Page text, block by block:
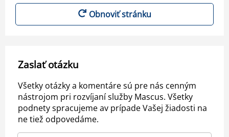
Obnoviť stránku
Zaslať otázku
Všetky otázky a komentáre sú pre nás cenným
nástrojom pri rozvíjaní služby Mascus. Všetky
podnety spracujeme av prípade Vašej žiadosti na
ne tiež odpovedáme.